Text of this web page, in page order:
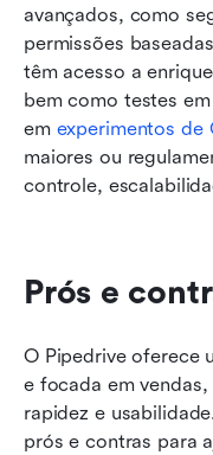
avançados, como
permissões
têm acesso a
bem como testes
em experimentos de
maiores ou
controle,
Prós e
O Pipedrive oferece
e focada em
rapidez e
prós e contras para